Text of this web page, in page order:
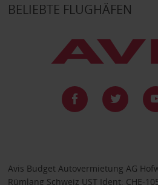
BELIEBTE FLUGHÄFEN
Avis Budget Autovermietung AG
Rümlang Schweiz UST Ident: CHE-